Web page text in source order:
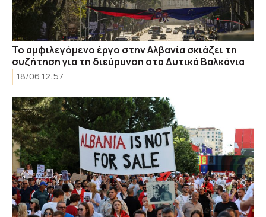
Το αμφιλεγόμενο έργο στην Αλβανία σκιάζει τη
συζήτηση για τη διεύρυνση στα Δυτικά Βαλκάνια
18/06 12:57